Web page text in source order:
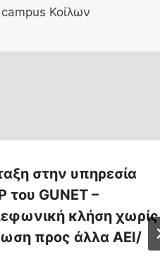
Κοίλων
στην υπηρεσία
του GUNET –
κλήση χωρίς
προς άλλα ΑΕΙ/